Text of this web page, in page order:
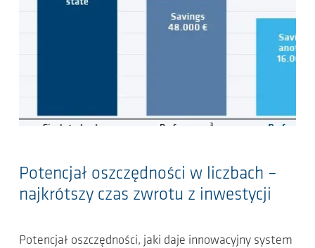
Potencjał oszczędności w liczbach –
najkrótszy czas zwrotu z inwestycji
Potencjał oszczędności, jaki daje innowacyjny system